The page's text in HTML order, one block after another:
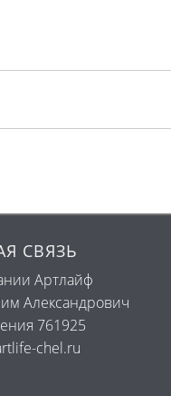
СВЯЗЬ
Артлайф
Александрович
761925
chel.ru